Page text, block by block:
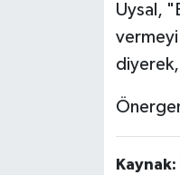
Uysal,
vermeyi
diyerek,
Kaynak: